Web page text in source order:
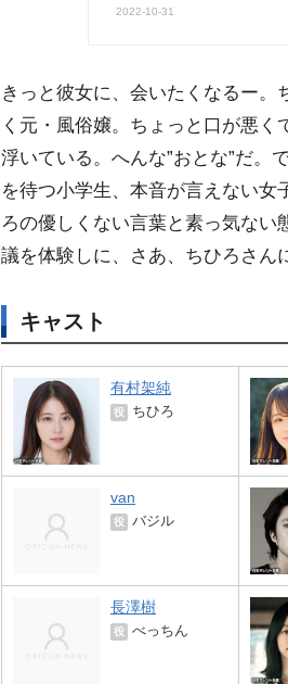
2022-10-31
きっと彼女に、会いたくなるー。
く元・風俗嬢。ちょっと口が悪
浮いている。へんな”おとな”だ。
を待つ小学生、本音が言えない
ろの優しくない言葉と素っ気ない
議を体験しに、さあ、ちひろさん
キャスト
有村架純
役 ちひろ
van
役 バジル
長澤樹
役 べっちん